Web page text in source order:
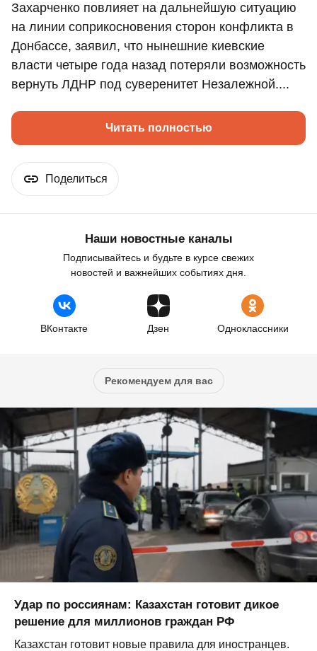
Захарченко повлияет на дальнейшую ситуацию
на линии соприкосновения сторон конфликта в
Донбассе, заявил, что нынешние киевские
власти четыре года назад потеряли возможность
вернуть ЛДНР под суверенитет Незалежной....
Читать полностью
Поделиться
Наши новостные каналы
Подписывайтесь и будьте в курсе свежих
новостей и важнейших событиях дня.
ВКонтакте Дзен Одноклассники
Рекомендуем для вас
Удар по россиянам: Казахстан готовит дикое
решение для миллионов граждан РФ
Казахстан готовит новые правила для иностранцев.